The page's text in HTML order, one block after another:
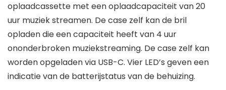
oplaadcassette met een oplaadcapaciteit van 20
uur muziek streamen. De case zelf kan de bril
opladen die een capaciteit heeft van 4 uur
ononderbroken muziekstreaming. De case zelf kan
worden opgeladen via USB-C. Vier LED’s geven een
indicatie van de batterijstatus van de behuizing.